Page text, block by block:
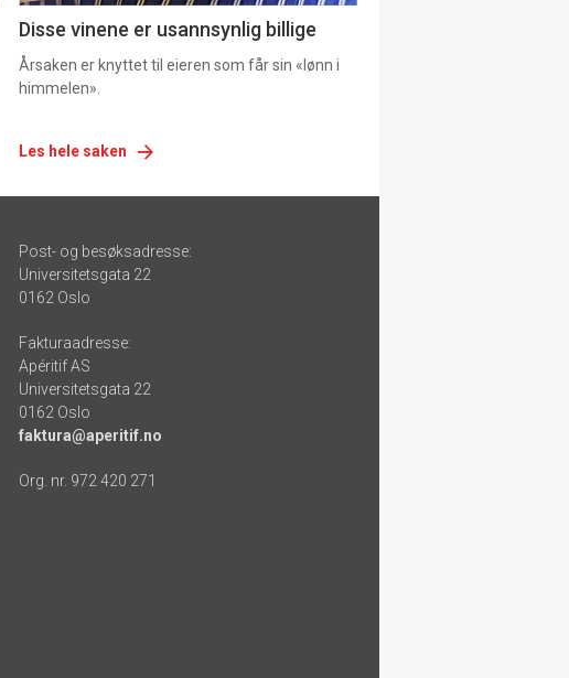
Disse vinene er usannsynlig billige
Årsaken er knyttet til eieren som får sin «lønn i
himmelen».
Les hele saken
Post- og besøksadresse:
Universitetsgata 22
0162 Oslo
Fakturaadresse:
Apéritif AS
Universitetsgata 22
0162 Oslo
faktura@aperitif.no
Org. nr. 972 420 271